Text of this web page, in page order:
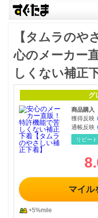
【タムラのや
心のメーカー
しくない補正
グ
商品購入
獲得反映
通帳反映
リピー
マイル
+5%mile